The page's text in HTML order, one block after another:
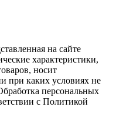
на сайте
характеристики,
носит
при каких условиях не
персональных
с Политикой